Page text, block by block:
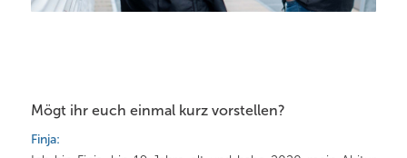
Mögt ihr euch einmal kurz vorstellen?
Finja: